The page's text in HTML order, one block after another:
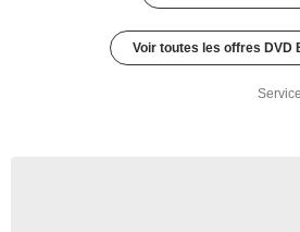
Voir toutes les offres DVD